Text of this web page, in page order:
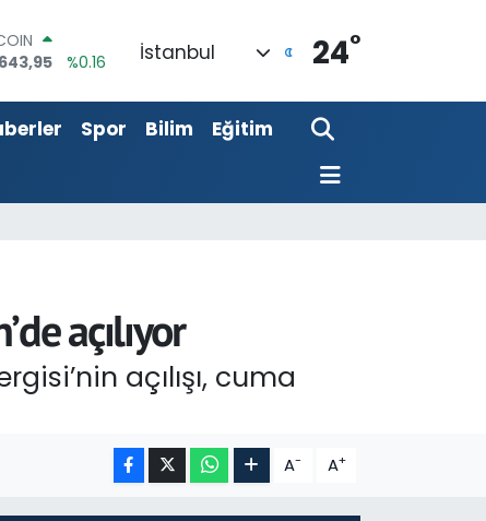
%0
%0.12
İstanbul 24°
Spor Bilim
Eğitim
açılıyor
açılışı, cuma
A- A+